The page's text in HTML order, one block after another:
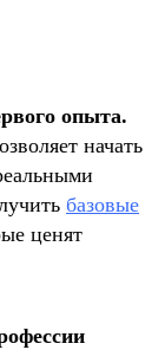
опыта.
начать
базовые
ценят